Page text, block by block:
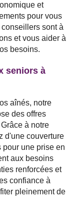
et
pour vous
sont à
et vous aider à
besoins.
seniors à
aînés, notre
des offres
à notre
d'une couverture
une prise en
aux besoins
renforcées et
confiance à
pleinement de